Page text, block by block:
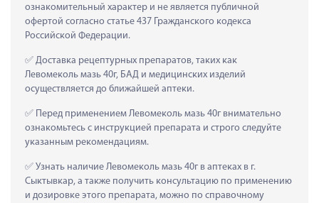
ознакомительный характер и не является публичной
офертой согласно статье 437 Гражданского кодекса
Российской Федерации.
Доставка рецептурных препаратов, таких как
Левомеколь мазь 40г, БАД и медицинских изделий
осуществляется до ближайшей аптеки.
Перед применением Левомеколь мазь 40г внимательно
ознакомьтесь с инструкцией препарата и строго следуйте
указанным рекомендациям.
Узнать наличие Левомеколь мазь 40г в аптеках в г.
Сыктывкар, а также получить консультацию по применению
и дозировке этого препарата, можно по справочному